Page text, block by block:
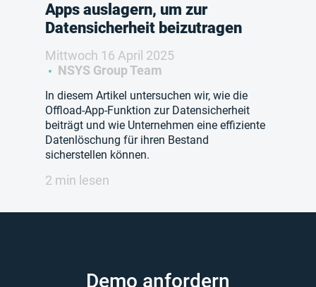
Apps auslagern, um zur
Datensicherheit beizutragen
Mittwoch 16 April 2025
NSYS Group Team
In diesem Artikel untersuchen wir, wie die
Offload-App-Funktion zur Datensicherheit
beiträgt und wie Unternehmen eine effiziente
Datenlöschung für ihren Bestand
sicherstellen können.
2 min lesen
Demo anfordern